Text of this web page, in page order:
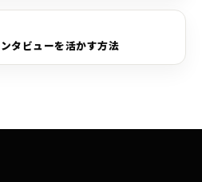
タビューを活かす方法